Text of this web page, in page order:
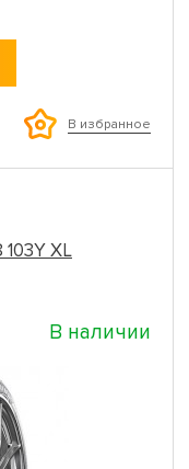
В избранное
XL
В наличии